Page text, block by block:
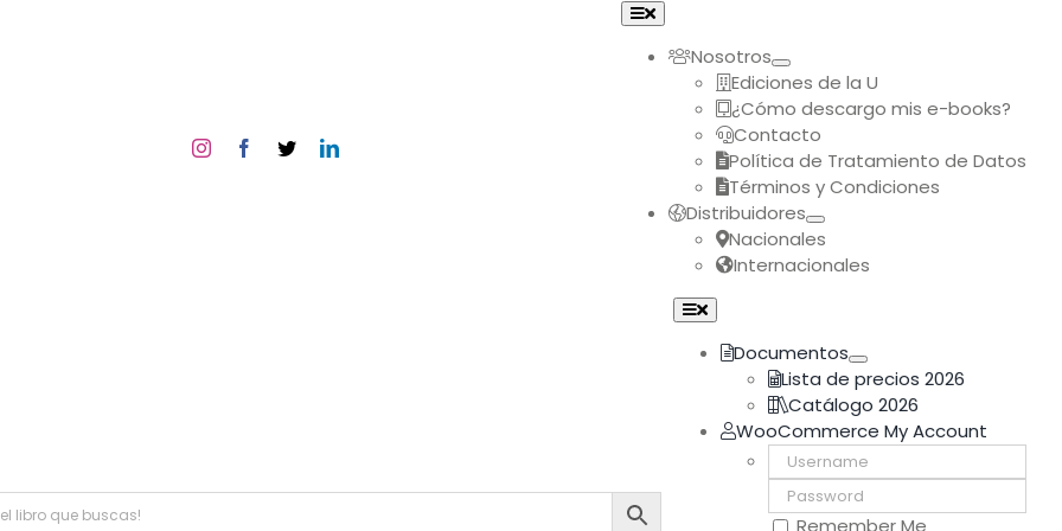
Toggle
Navigation
Nosotros
Ediciones de la U
¿Cómo descargo mis e-books?
Contacto
Política de Tratamiento de Datos
Términos y Condiciones
Distribuidores
Nacionales
Internacionales
Toggle
Navigation
Documentos
Lista de precios 2026
Catálogo 2026
WooCommerce My Account
Username:
Password:
Remember Me